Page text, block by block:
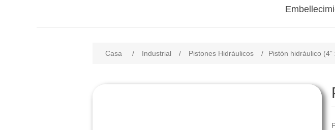
Casa / Industrial / Pistones Hidráulicos / Pistón hidráulico (4”